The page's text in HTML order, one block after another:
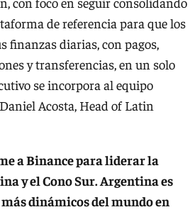
de referencia para que los
finanzas diarias, con pagos,
y transferencias, en un solo
se incorpora al equipo
Acosta, Head of Latin
a Binance para liderar la
y el Cono Sur. Argentina es
dinámicos del mundo en